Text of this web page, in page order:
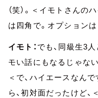
（笑）。＜イモトさん
は四角で。オプション
イモト： でも、同級生3
モい話にもなるじゃな
＜で、ハイエースなんで
ら、初対面だったけど、